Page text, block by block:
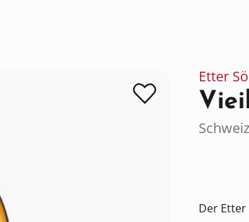
Etter
Schweiz
Der